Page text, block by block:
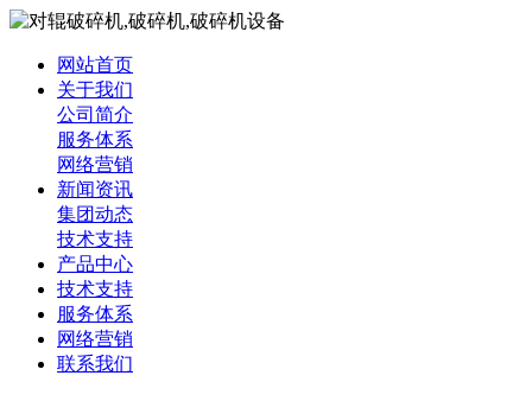
网站首页
关于我们
公司简介
服务体系
网络营销
新闻资讯
集团动态
技术支持
产品中心
技术支持
服务体系
网络营销
联系我们